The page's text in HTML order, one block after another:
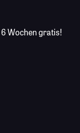
6 Wochen gratis!